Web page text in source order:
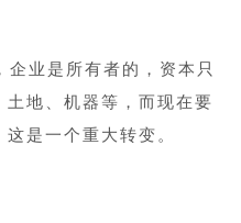
业是所有者的，资本只
地、机器等，而现在要
是一个重大转变。